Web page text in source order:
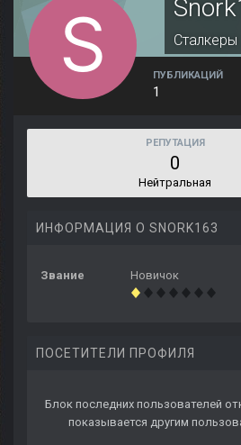
Сталкеры
ПУБЛИКАЦИЙ
1
РЕПУТАЦИЯ
0
Нейтральная
ИНФОРМАЦИЯ О SNORK163
Звание Новичок
ПОСЕТИТЕЛИ ПРОФИЛЯ
Блок последних пользователей
показывается другим